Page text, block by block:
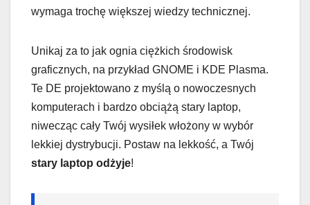
wymaga trochę większej wiedzy technicznej.
Unikaj za to jak ognia ciężkich środowisk
graficznych, na przykład GNOME i KDE Plasma.
Te DE projektowano z myślą o nowoczesnych
komputerach i bardzo obciążą stary laptop,
niwecząc cały Twój wysiłek włożony w wybór
lekkiej dystrybucji. Postaw na lekkość, a Twój
stary laptop odżyje!